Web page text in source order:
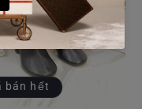
bán hết